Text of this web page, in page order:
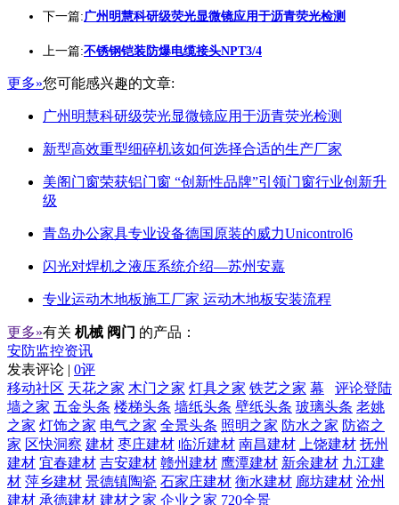
下一篇:广州明慧科研级荧光显微镜应用于沥青荧光检测
上一篇:不锈钢铠装防爆电缆接头NPT3/4
更多»您可能感兴趣的文章:
广州明慧科研级荧光显微镜应用于沥青荧光检测
新型高效重型细碎机该如何选择合适的生产厂家
美阁门窗荣获铝门窗 “创新性品牌”引领门窗行业创新升
级
青岛办公家具专业设备德国原装的威力Unicontrol6
闪光对焊机之液压系统介绍—苏州安嘉
专业运动木地板施工厂家 运动木地板安装流程
更多»有关 机械 阀门 的产品：
安防监控资讯
发表评论 | 0评
评论登陆
移动社区 天花之家 木门之家 灯具之家 铁艺之家 幕
墙之家 五金头条 楼梯头条 墙纸头条 壁纸头条 玻璃头条 老姚
之家 灯饰之家 电气之家 全景头条 照明之家 防水之家 防盗之
家 区快洞察 建材 枣庄建材 临沂建材 南昌建材 上饶建材 抚州
建材 宜春建材 吉安建材 赣州建材 鹰潭建材 新余建材 九江建
材 萍乡建材 景德镇陶瓷 石家庄建材 衡水建材 廊坊建材 沧州
建材 承德建材 建材之家 企业之家 720全景